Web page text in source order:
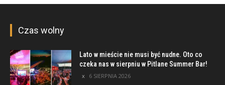
Czas wolny
Lato w mieście nie musi być nudne. Oto co
czeka nas w sierpniu w Pitlane Summer Bar!
6 SIERPNIA 2026